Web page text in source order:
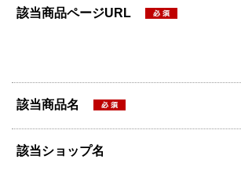
該当商品ページURL
該当商品名
該当ショップ名